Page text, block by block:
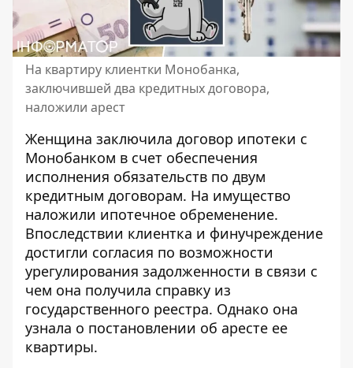
На квартиру клиентки Монобанка,
заключившей два кредитных договора,
наложили арест
Женщина заключила договор ипотеки с
Монобанком в счет обеспечения
исполнения обязательств по двум
кредитным договорам. На имущество
наложили ипотечное обременение.
Впоследствии клиентка и финучреждение
достигли согласия по возможности
урегулирования задолженности в связи с
чем она получила справку из
государственного реестра. Однако она
узнала о постановлении об аресте ее
квартиры.